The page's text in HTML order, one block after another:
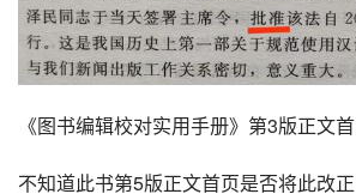
《图书编辑校对实用手册》第3版正文首
不知道此书第5版正文首页是否将此改正